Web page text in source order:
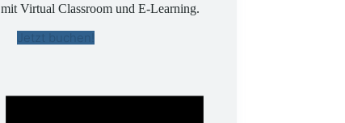
mit Virtual Classroom und E-Learning.
Jetzt buchen!